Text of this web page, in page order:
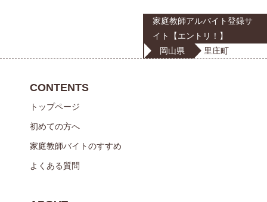
家庭教師アルバイト登録サ
イト【エントリ！】
岡山県
里庄町
CONTENTS
トップページ
初めての方へ
家庭教師バイトのすすめ
よくある質問